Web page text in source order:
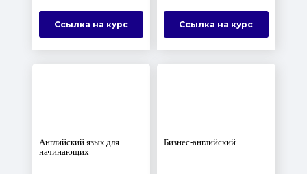
Ссылка на курс Ссылка на курс
Английский язык для
начинающих
Бизнес-английский